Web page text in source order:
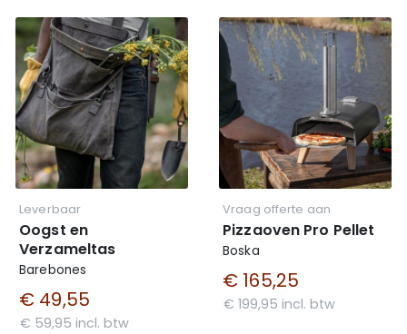
Leverbaar
Oogst en
Verzameltas
Barebones
€ 49,55
€ 59,95 incl. btw
Vraag offerte aan
Pizzaoven Pro Pellet
Boska
€ 165,25
€ 199,95 incl. btw